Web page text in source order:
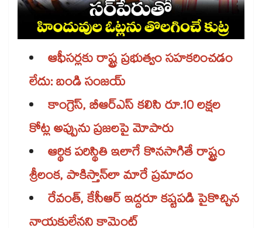
ఆఫీసర్లకు రాష్ట్ర ప్రభుత్వం సహకరించడం
లేదు: బండి సంజయ్‌‌‌‌
కాంగ్రెస్, బీఆర్‌‌‌‌‌‌‌‌ఎస్​ కలిసి రూ.10 లక్షల
కోట్ల అప్పును ప్రజలపై మోపారు
ఆర్థిక పరిస్థితి ఇలాగే కొనసాగితే రాష్ట్రం
శ్రీలంక, పాకిస్తాన్‌‌‌‌లా మారే ప్రమాదం
రేవంత్, కేసీఆర్ ఇద్దరూ కష్టపడి పైకొచ్చిన